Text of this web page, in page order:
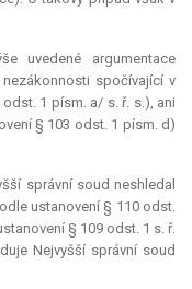
uvedené argumentace
spočívající v
1 písm. a/ s. ř. s.), ani
§ 103 odst. 1 písm. d)
správní soud neshledal
ustanovení § 110 odst.
§ 109 odst. 1 s. ř.
Nejvyšší správní soud